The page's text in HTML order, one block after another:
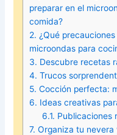
preparar en el
comida?
2. ¿Qué
microondas para
3. Descubre recetas
4. Trucos
5. Cocción perfecta:
6. Ideas creativas
6.1. Publicaciones
7. Organiza tu nevera